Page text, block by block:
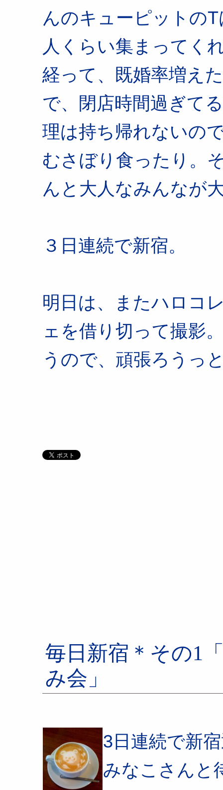
んのキューピットの
人くらい集まってく
経って、既婚率増え
で、閉店時間過ぎて
理は持ち帰れないの
むさぼり食ったり。
んと大人なみんなが
３日連続で新宿。
明日は、またハロコ
ェを借り切って撮影
うので、頑張ろうっ
毎日新宿＊その1
み会」
3日連続で新
みなこさんと